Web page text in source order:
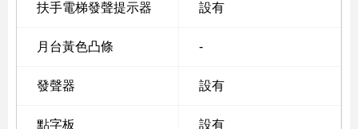
扶手電梯發聲提示器 設有
月台黃色凸條 -
發聲器 設有
點字板 設有